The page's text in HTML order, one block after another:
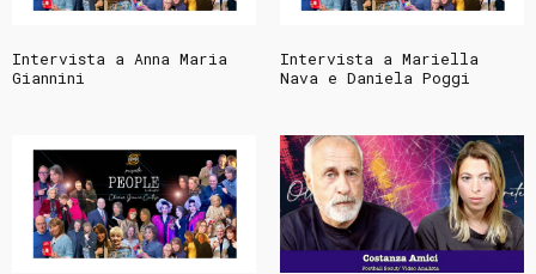
Intervista a Anna Maria
Giannini
Intervista a Mariella
Nava e Daniela Poggi